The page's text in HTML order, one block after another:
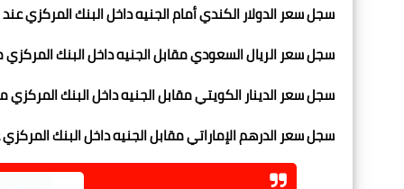
سجل سعر الدولار الكندي أمام الجنيه داخل البنك المركزي عند مستوى 23.23 جنيه للشراء،
سجل سعر الريال السعودي مقابل الجنيه داخل البنك المركزي مستوى عند 8.22 جنيه
سجل سعر الدينار الكويتي مقابل الجنيه داخل البنك المركزي مستوى عند 100.46 جنيه للشراء،
سجل سعر الدرهم الإماراتي مقابل الجنيه داخل البنك المركزي عند مستوى 8.39 جنيه